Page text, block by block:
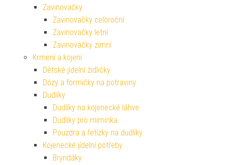
Zavinovačky
Zavinovačky celoroční
Zavinovačky letní
Zavinovačky zimní
Krmení a kojení
Dětské jídelní židličky
Dózy a formičky na potraviny
Dudlíky
Dudlíky na kojenecké láhve
Dudlíky pro miminka
Pouzdra a řetízky na dudlíky
Kojenecké jídelní potřeby
Bryndáky